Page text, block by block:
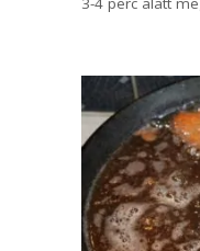
Forró olajban,